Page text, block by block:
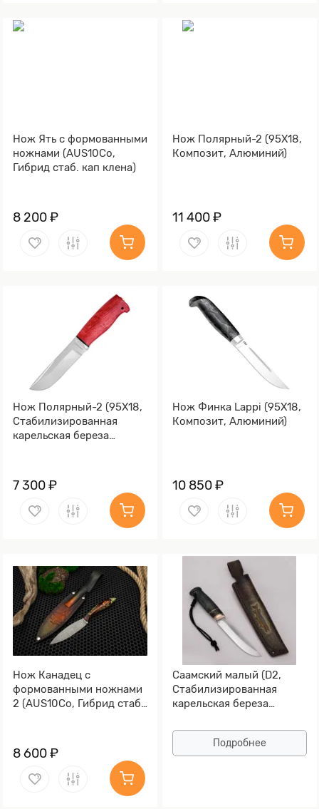
Нож Ять с формованными
ножнами (AUS10Co,
Гибрид стаб. кап клена)
8 200 ₽
Нож Полярный-2 (95Х18,
Композит, Алюминий)
11 400 ₽
Нож Полярный-2 (95Х18,
Стабилизированная
карельская береза
7 300 ₽
Нож Финка Lappi (95Х18,
Композит, Алюминий)
10 850 ₽
Нож Канадец с
формованными ножнами
2 (AUS10Co, Гибрид стаб.
8 600 ₽
Саамский малый (D2,
Стабилизированная
карельская береза
Подробнее